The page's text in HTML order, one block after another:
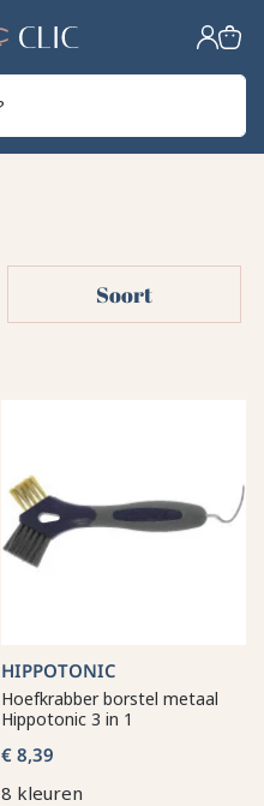
Soort
HIPPOTONIC
Hoefkrabber borstel metaal
Hippotonic 3 in 1
€ 8,39
8 kleuren